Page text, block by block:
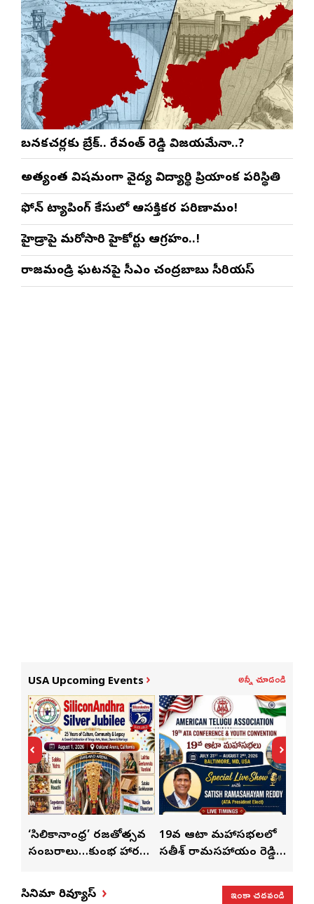
బనకచర్లకు బ్రేక్.. రేవంత్ రెడ్డి విజయమేనా..?
అత్యంత విషమంగా వైద్య విద్యార్థిని ప్రియాంక పరిస్థితి
ఫోన్ ట్యాపింగ్ కేసులో ఆసక్తికర పరిణామం!
హైడ్రాపై మరోసారి హైకోర్టు ఆగ్రహం..!
రాజమండ్రి ఘటనపై సీఎం చంద్రబాబు సీరియస్
USA Upcoming Events అన్నీ చూడండి
‘సిలికానాంధ్ర’ రజతోత్సవ
సంబరాలు…కుంభ హారతి
19వ ఆటా మహాసభలలో
సతీశ్ రామసహాయం రెడ్డి
19వ
మహిళల
సినిమా రివ్యూస్
ఇంకా చదవండి